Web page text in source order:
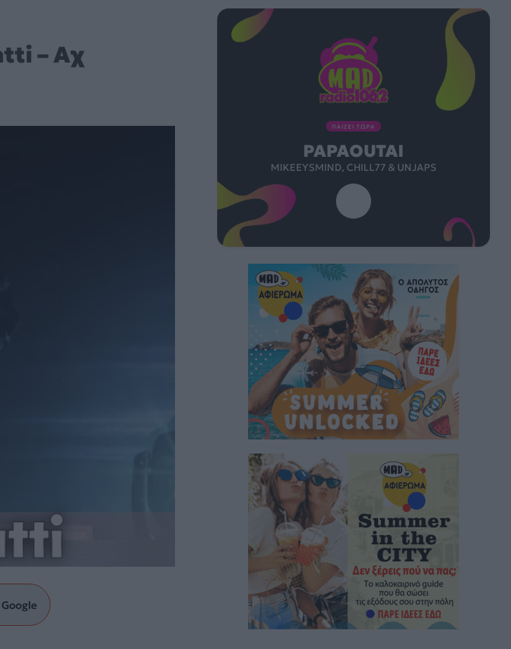
– Αχ
ΠΑΙΖΕΙ ΤΩΡΑ
PAPAOUTAI
MIKEEYSMIND, CHILL77 & UNJAPS